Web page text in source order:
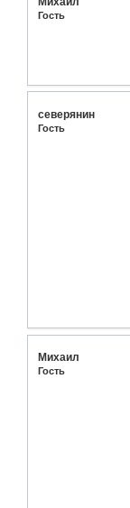
Гость
северянин
Гость
Михаил
Гость